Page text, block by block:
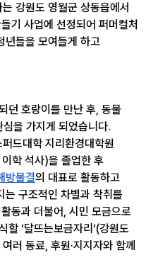
강원도 영월군 상동읍에서
기 사업에 선정되어 퍼머컬처
년들을 모여들게 하고
던 호랑이를 만난 후, 동물
을 가지게 되었습니다.
드대학 지리환경대학원
학 석사)을 졸업한 후
방물결의 대표로 활동하고
는 구조적인 차별과 착취를
동과 더불어, 시민 모금으로
할 ‘달뜨는보금자리’(강원도
러 동료, 후원·지지자와 함께